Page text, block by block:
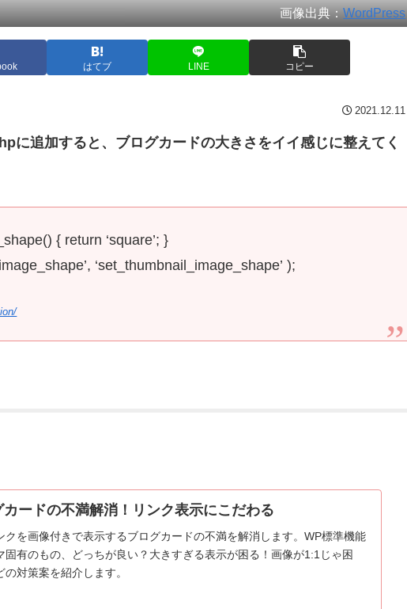
画像出典：WordPress
はてブ LINE コピー
2021.12.11
に追加すると、ブログカードの大きさをイイ感じに整えてく
{ return ‘square’; }
‘set_thumbnail_image_shape’ );
カードの不満解消！リンク表示にこだわる
クを画像付きで表示するブログカードの不満を解消します。WP標準機能
固有のもの、どっちが良い？大きすぎる表示が困る！画像が1:1じゃ困
の対策案を紹介します。